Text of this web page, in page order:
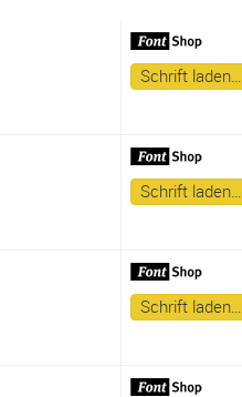
Schrift laden…
Schrift laden…
Schrift laden…